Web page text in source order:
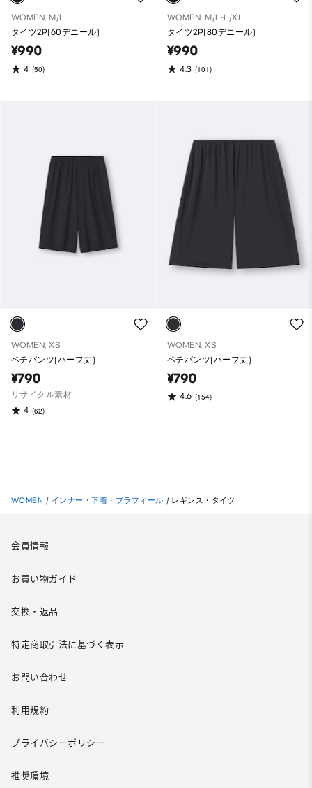
WOMEN, M/L
タイツ2P(60デニール)
¥990
4 (50)
WOMEN, M/L-L/XL
タイツ2P(80デニール)
¥990
4.3 (101)
WOMEN, XS
ペチパンツ(ハーフ丈)
¥790
リサイクル素材
4 (62)
WOMEN, XS
ペチパンツ(ハーフ丈)
¥790
4.6 (154)
WOMEN / インナー・下着・ブラフィール / レギンス・タイツ
会員情報
お買い物ガイド
交換・返品
特定商取引法に基づく表示
お問い合わせ
利用規約
プライバシーポリシー
推奨環境